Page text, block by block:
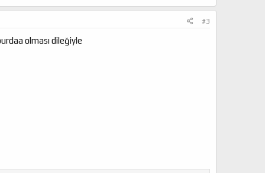
#3
olması dileğiyle